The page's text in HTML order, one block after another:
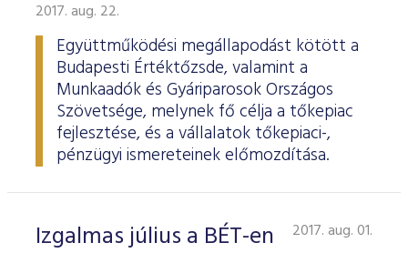
2017. aug. 22.
Együttműködési megállapodást kötött a
Budapesti Értéktőzsde, valamint a
Munkaadók és Gyáriparosok Országos
Szövetsége, melynek fő célja a tőkepiac
fejlesztése, és a vállalatok tőkepiaci-,
pénzügyi ismereteinek előmozdítása.
Izgalmas július a BÉT-en 2017. aug. 01.